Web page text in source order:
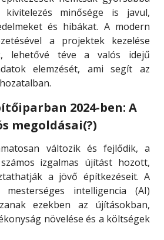
minősége is javul,
és hibákat. A modern
a projektek kezelése
lehetővé téve a valós idejű
elemzését, ami segít az
2024-ben: A
megoldásai(?)
változik és fejlődik, a
izgalmas újítást hozott,
a jövő építkezéseit. A
intelligencia (AI)
ezekben az újításokban,
növelése és a költségek